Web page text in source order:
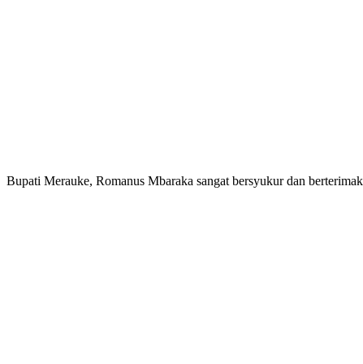
Bupati Merauke, Romanus Mbaraka sangat bersyukur dan